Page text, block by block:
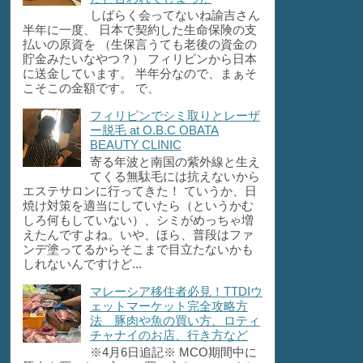
しばらく会ってないね諭吉さん
半年に一度、 日本で契約した生命保険の支
払いの原資を （生保言うても老後の資金の
貯金みたいなやつ？） フィリピンから日本
に送金しています。 半年分なので、まぁそ
こそこの金額です。 で、
フィリピンでシミ取りとレーザ
ー脱毛 at O.B.C OBATA
BEAUTY CLINIC
寄る年波と南国の紫外線と生え
てくる無駄毛には抗えないから
エステサロンに行ってきた！ ていうか、日
焼け対策を適当にしていたら（というかむ
しろ何もしていない）、シミがめっちゃ増
えたんですよね。いや、ほら、普段はファ
ンデ塗ってるからそこまで目立たないかも
しれないんですけど...
マレーシア移住者必見！TTDIウ
ェットマーケット完全攻略方
法 豚肉や魚の買い方、ロティ
チャナイのお店、行き方など
※4月6日追記※ MCO期間中に